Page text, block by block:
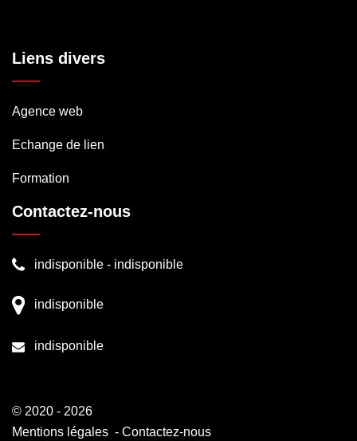
Liens divers
Agence web
Echange de lien
Formation
Contactez-nous
indisponible - indisponible
indisponible
indisponible
© 2020 - 2026
Mentions légales - Contactez-nous